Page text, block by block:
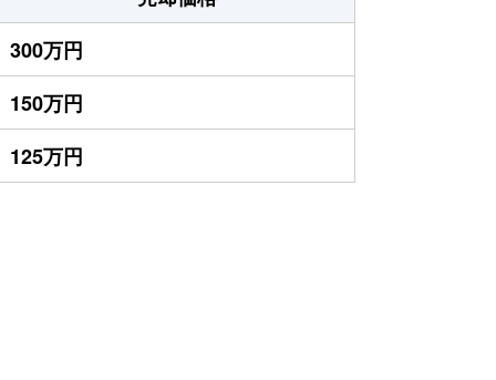
300万円
150万円
125万円